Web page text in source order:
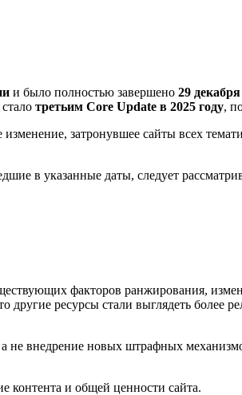
и было полностью завершено 29
третьим Core Update в 2025 году,
затронувшее сайты всех
в указанные даты, следует
факторов ранжирования,
другие ресурсы стали выглядеть более
не внедрение новых штрафных
контента и общей ценности сайта.